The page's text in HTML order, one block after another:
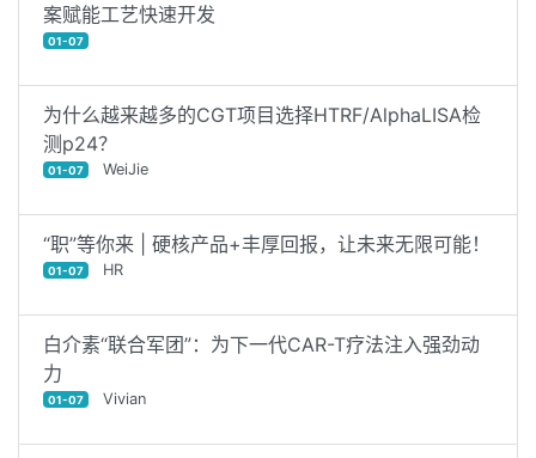
案赋能工艺快速开发
01-07
为什么越来越多的CGT项目选择HTRF/AlphaLISA检
测p24？
01-07 WeiJie
“职”等你来 | 硬核产品+丰厚回报，让未来无限可能！
01-07 HR
白介素“联合军团”：为下一代CAR-T疗法注入强劲动
力
01-07 Vivian